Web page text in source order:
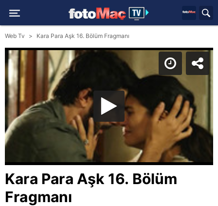
Web Tv Kara Para Aşk 16. Bölüm Fragmanı
Kara Para Aşk 16. Bölüm
Fragmanı